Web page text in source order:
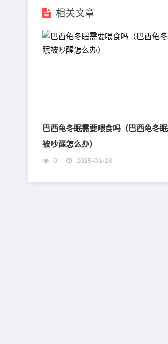
相关文章
巴西龟冬眠需要喂食吗（巴西龟冬眠
被吵醒怎么办）
0 2025-01-18